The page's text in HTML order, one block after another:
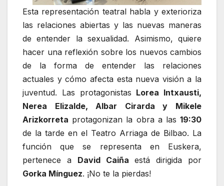
Esta representación teatral habla y exterioriza
las relaciones abiertas y las nuevas maneras
de entender la sexualidad. Asimismo, quiere
hacer una reflexión sobre los nuevos cambios
de la forma de entender las relaciones
actuales y cómo afecta esta nueva visión a la
juventud. Las protagonistas Lorea Intxausti,
Nerea Elizalde, Albar Cirarda y Mikele
Arizkorreta protagonizan la obra a las 19:30
de la tarde en el Teatro Arriaga de Bilbao. La
función que se representa en Euskera,
pertenece a David Caiña está dirigida por
Gorka Mínguez. ¡No te la pierdas!